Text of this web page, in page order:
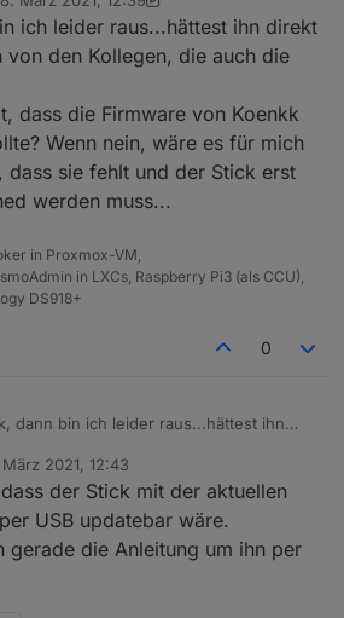
Stick habe ich über Kleinanzeige
zwar diesen hier:
egony/MODKAM-STICK-
images/v3_uart.jpg
von Kueppert3. Aug. 2021, 13:40
ich leider raus...hättest ihn direkt
von den Kollegen, die auch die
dass die Firmware von Koenkk
Wenn nein, wäre es für mich
dass sie fehlt und der Stick erst
werden muss...
in Proxmox-VM,
in LXCs, Raspberry Pi3 (als CCU),
DS918+
0
dann bin ich leider raus...hättest ihn
pflegen ;)
mitgeteilt, dass die Firmware von Koenkk
sein sollte? Wenn nein, wäre es für
plausibel, dass sie fehlt und der
geflashed werden muss...
2021, 12:43
von
der Stick mit der aktuellen
USB updatebar wäre.
gerade die Anleitung um ihn per